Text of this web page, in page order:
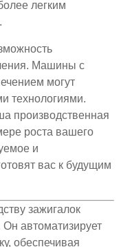
легким
Машины с
могут
технологиями.
производственная
роста вашего
и
вас к будущим
зажигалок
автоматизирует
обеспечивая